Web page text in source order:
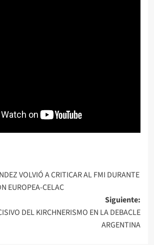
VOLVIÓ A CRITICAR AL FMI DURANTE
EUROPEA-CELAC
Siguiente:
DEL KIRCHNERISMO EN LA DEBACLE
ARGENTINA